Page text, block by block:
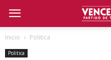
Inicio Politica
Politica